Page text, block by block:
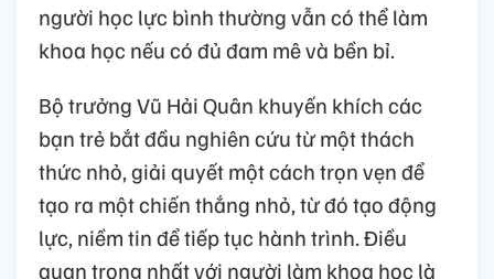
người học lực bình thường vẫn có thể làm
khoa học nếu có đủ đam mê và bền bỉ.
Bộ trưởng Vũ Hải Quân khuyến khích các
bạn trẻ bắt đầu nghiên cứu từ một thách
thức nhỏ, giải quyết một cách trọn vẹn để
tạo ra một chiến thắng nhỏ, từ đó tạo động
lực, niềm tin để tiếp tục hành trình. Điều
quan trọng nhất với người làm khoa học là